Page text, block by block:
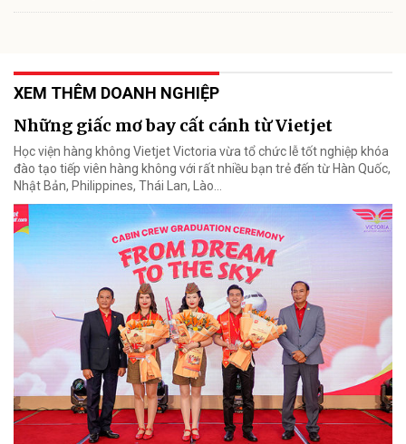
XEM THÊM DOANH NGHIỆP
Những giấc mơ bay cất cánh từ Vietjet
Học viện hàng không Vietjet Victoria vừa tổ chức lễ tốt nghiệp khóa
đào tạo tiếp viên hàng không với rất nhiều bạn trẻ đến từ Hàn Quốc,
Nhật Bản, Philippines, Thái Lan, Lào…